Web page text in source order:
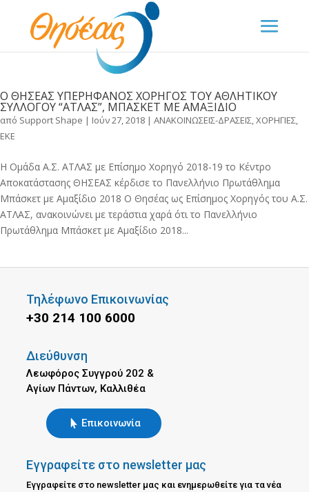
Ο ΘΗΣΕΑΣ ΥΠΕΡΗΦΑΝΟΣ ΧΟΡΗΓΟΣ ΤΟΥ ΑΘΛΗΤΙΚΟΥ
ΣΥΛΛΟΓΟΥ “ΑΤΛΑΣ”, ΜΠΑΣΚΕΤ ΜΕ ΑΜΑΞΙΔΙΟ
από Support Shape | Ιούν 27, 2018 | ΑΝΑΚΟΙΝΩΣΕΙΣ-ΔΡΑΣΕΙΣ,ΧΟΡΗΓΙΕΣ,
ΕΚΕ
Η Ομάδα Α.Σ. ΑΤΛΑΣ με Επίσημο Χορηγό 2018-19 το Κέντρο
Αποκατάστασης ΘΗΣΕΑΣ κέρδισε το Πανελλήνιο Πρωτάθλημα
Μπάσκετ με Αμαξίδιο 2018 O Θησέας ως Επίσημος Χορηγός του Α.Σ.
ΑΤΛΑΣ, ανακοινώνει με τεράστια χαρά ότι το Πανελλήνιο
Πρωτάθλημα Μπάσκετ με Αμαξίδιο 2018...
Τηλέφωνο Επικοινωνίας
+30 214 100 6000
Διεύθυνση
Λεωφόρος Συγγρού 202 &
Αγίων Πάντων, Καλλιθέα
Επικοινωνία
Εγγραφείτε στο newsletter μας
Εγγραφείτε στο newsletter μας και ενημερωθείτε για τα νέα